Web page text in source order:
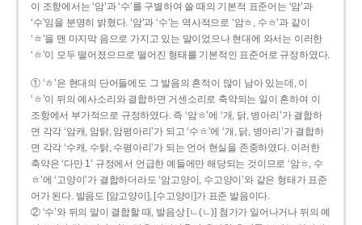
이 조항에서는 ‘암’과 ‘수’를 구별하여 쓸 때의 기본적 표준어는 ‘암’과
‘수’임을 분명히 밝혔다. ‘암’과 ‘수’는 역사적으로 ‘암ㅎ, 수ㅎ’과 같이
‘ㅎ’을 맨 마지막 음으로 가지고 있는 말이었으나 현대에 와서는 이러한
‘ㅎ’이 모두 떨어졌으므로 떨어진 형태를 기본적인 표준어로 규정하였다.
① ‘ㅎ’은 현대의 단어들에도 그 발음의 흔적이 많이 남아 있는데, 이
‘ㅎ’이 뒤의 예사소리와 결합하면 거센소리로 축약되는 일이 흔하여 이
조항에서 부가적으로 규정하였다. 즉 ‘암ㅎ’에 ‘개, 닭, 병아리’가 결합하
면 각각 ‘암캐, 암탉, 암평아리’가 되고 ‘수ㅎ’에 ‘개, 닭, 병아리’가 결합하
면 각각 ‘수캐, 수탉, 수평아리’가 되는 언어 현실을 존중하였다. 이러한
축약은 ‘다만 1’ 규정에서 언급한 예들에만 해당되는 것이므로 ‘암ㅎ, 수
ㅎ’에 ‘고양이’가 결합하더라도 ‘암고양이, 수고양이’와 같은 형태가 표준
어가 된다. 발음도 [암고양이], [수고양이]가 표준 발음이다.
② ‘수’와 뒤의 말이 결합할 때, 발음상 [ㄴ(ㄴ)] 첨가가 일어나거나 뒤의 예